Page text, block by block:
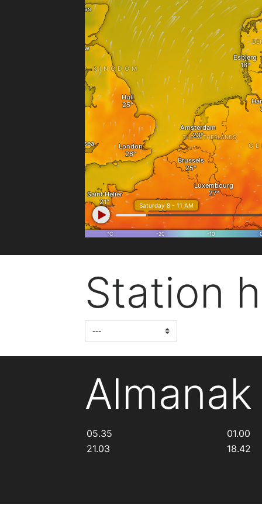
Station
Almanak
05.35
21.03
01.00
18.42